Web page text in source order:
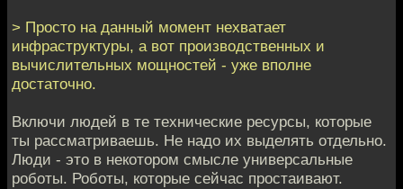
> Просто на данный момент нехватает
инфраструктуры, а вот производственных и
вычислительных мощностей - уже вполне
достаточно.
Включи людей в те технические ресурсы, которые
ты рассматриваешь. Не надо их выделять отдельно.
Люди - это в некотором смысле универсальные
роботы. Роботы, которые сейчас простаивают.